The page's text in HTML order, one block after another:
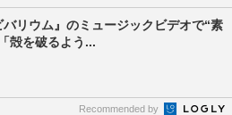
リウム』のミュージックビデオで“素
殻を破るよう...
Recommended by